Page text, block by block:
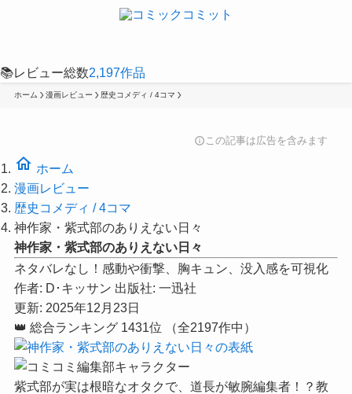
📚レビュー総数2,197作品
ホーム 漫画レビュー 歴史コメディ / 4コマ
infoこの記事は広告を含みます
home ホーム
漫画レビュー
歴史コメディ / 4コマ
神作家・紫式部のありえない日々
神作家・紫式部のありえない日々
ネタバレなし！感動や衝撃、胸キュン、没入感を可視化
作者: D･キッサン 出版社: 一迅社
更新: 2025年12月23日
👑 総合ランキング 1431位 （全2197作中）
紫式部が実は根暗なオタクで、道長が敏腕編集者！？教